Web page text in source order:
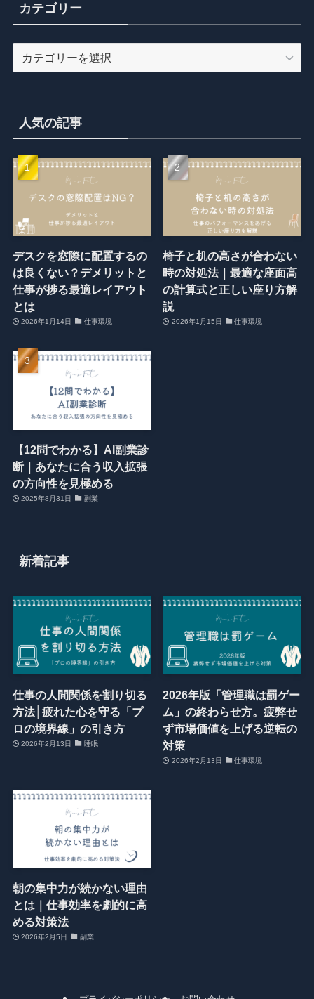
カテゴリー
テ
人気の記事
デスクを窓際に配置するの
は良くない？デメリットと
仕事が捗る最適レイアウト
とは
2026年1月14日 仕事環境
椅子と机の高さが合わない
時の対処法｜最適な座面高
の計算式と正しい座り方解
説
2026年1月15日 仕事環境
【12問でわかる】AI副業診
断｜あなたに合う収入拡張
の方向性を見極める
2025年8月31日 副業
新着記事
仕事の人間関係を割り切る
方法│疲れた心を守る「プ
ロの境界線」の引き方
2026年2月13日 睡眠
2026年版「管理職は罰ゲー
ム」の終わらせ方。疲弊せ
ず市場価値を上げる逆転の
対策
2026年2月13日 仕事環境
朝の集中力が続かない理由
とは｜仕事効率を劇的に高
める対策法
2026年2月5日 副業